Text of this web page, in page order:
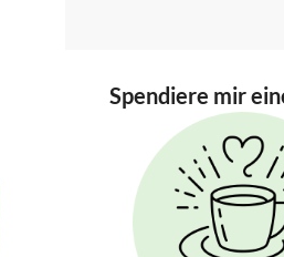
Spendiere mir